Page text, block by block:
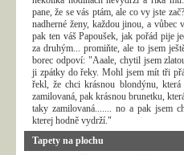
pane, že se vás ptám, ale co vy jste
nadherné ženy, každou jinou, a vůbec
pak ten váš Papoušek, jak pořád pije
za druhým... promiňte, ale to jsem
borec odpoví: "Aaale, chytil jsem
ji zpátky do řeky. Mohl jsem mít tři
řekl, že chci krásnou blondýnu, která
zamilovaná, pak krásnou brunetku,
taky zamilovaná....... no a pak jsem
kterej hodně vydrží."
Tapety na plochu